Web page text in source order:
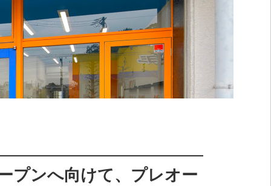
プンへ向けて、プレオー